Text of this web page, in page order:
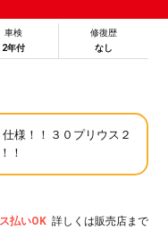
車検
2年付
修復歴
なし
様！！３０プリウス２
！
払いOK 詳しくは販売店まで